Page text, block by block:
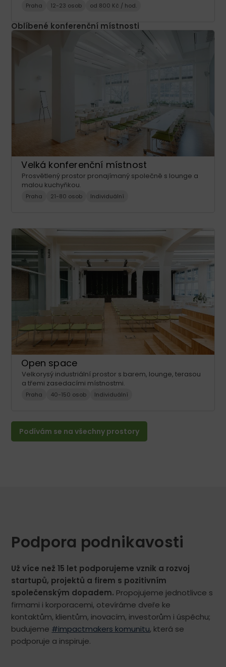
Praha 12-23 osob od 800 Kč / hod.
Oblíbené konferenční místnosti
Velká konferenční místnost
Prosvětlený prostor pronajímaný společně s lounge a
malou kuchyňkou.
Praha 21-80 osob Individuální
Open space
Velkorysý industriální prostor s barem, lounge, terasou
a třemi zasedacími místnostmi.
Praha 40-150 osob Individuální
Podívám se na všechny prostory
Podpora podnikavosti
Už více než 15 let podporujeme vznik a rozvoj
startupů, projektů a firem s pozitivním
společenským dopadem. Propojujeme jednotlivce s
firmami i korporacemi, otevíráme dveře ke
kontaktům, klientům, inovacím, investorům i úspěchu;
budujeme #impactmakers komunitu, která se
podporuje a inspiruje.